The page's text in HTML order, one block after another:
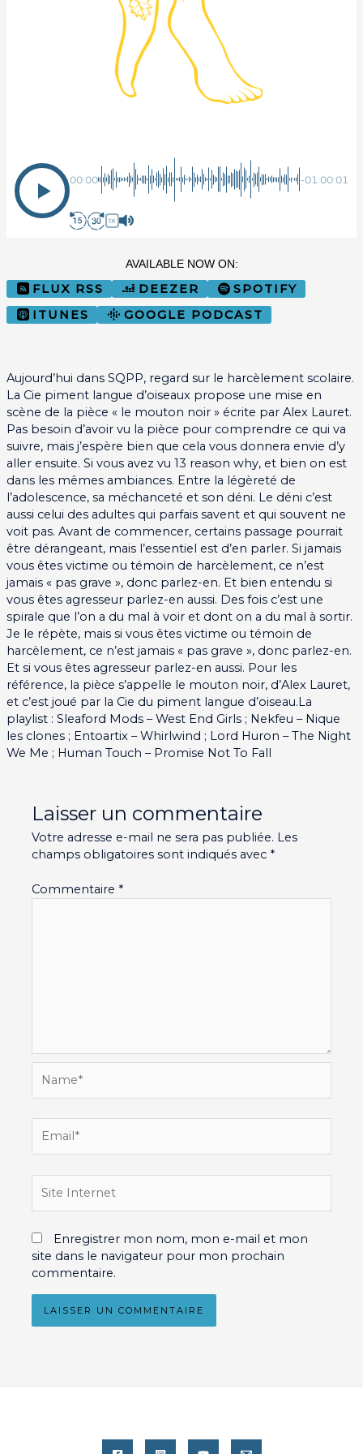
00:00 -01:00:01
1X
AVAILABLE NOW ON:
FLUX RSS DEEZER
SPOTIFY
ITUNES
GOOGLE PODCAST
Aujourd’hui dans SQPP, regard sur le harcèlement scolaire.
La Cie piment langue d’oiseaux propose une mise en
scène de la pièce « le mouton noir » écrite par Alex Lauret.
Pas besoin d’avoir vu la pièce pour comprendre ce qui va
suivre, mais j’espère bien que cela vous donnera envie d’y
aller ensuite. Si vous avez vu 13 reason why, et bien on est
dans les mêmes ambiances. Entre la légèreté de
l’adolescence, sa méchanceté et son déni. Le déni c’est
aussi celui des adultes qui parfais savent et qui souvent ne
voit pas. Avant de commencer, certains passage pourrait
être dérangeant, mais l’essentiel est d’en parler. Si jamais
vous êtes victime ou témoin de harcèlement, ce n’est
jamais « pas grave », donc parlez-en. Et bien entendu si
vous êtes agresseur parlez-en aussi. Des fois c’est une
spirale que l’on a du mal à voir et dont on a du mal à sortir.
Je le répète, mais si vous êtes victime ou témoin de
harcèlement, ce n’est jamais « pas grave », donc parlez-en.
Et si vous êtes agresseur parlez-en aussi. Pour les
référence, la pièce s’appelle le mouton noir, d’Alex Lauret,
et c’est joué par la Cie du piment langue d’oiseau.La
playlist : Sleaford Mods – West End Girls ; Nekfeu – Nique
les clones ; Entoartix – Whirlwind ; Lord Huron – The Night
We Me ; Human Touch – Promise Not To Fall
Laisser un commentaire
Votre adresse e-mail ne sera pas publiée. Les
champs obligatoires sont indiqués avec *
Commentaire *
Internet
Enregistrer mon nom, mon e-mail et mon
site dans le navigateur pour mon prochain
commentaire.